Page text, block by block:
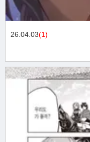
26.04.03(1)